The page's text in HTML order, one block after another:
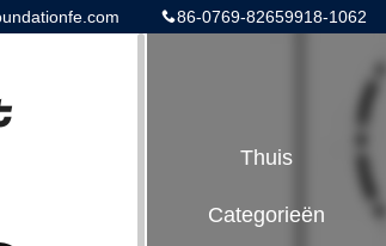
86-0769-82659918-1062
Thuis
Categorieën